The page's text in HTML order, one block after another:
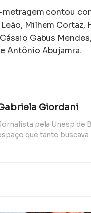
metragem contou
Milhem Cortaz,
Gabus
Antônio Abujamra.
Giordani
pela Unesp de
que tanto buscava